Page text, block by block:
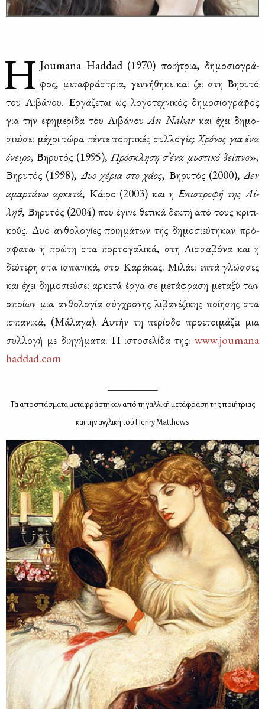
Η Joumana Haddad (1970) ποι­ή­τρια, δη­μο­σιο­γρά­
φος, με­τα­φρά­στρια, γεν­νή­θη­κε και ζει στη Βη­ρυ­τό
του Λι­βά­νου. Ερ­γά­ζε­ται ως λο­γο­τε­χνι­κός δη­μο­σιο­γρά­φος
για την εφη­με­ρί­δα του Λι­βά­νουAn Nahar και έχει δη­μο­
σιεύ­σει μέ­χρι τώ­ρα πέ­ντε ποι­η­τι­κές συλ­λο­γές:Χρό­νος για ένα
όνει­ρο, Βη­ρυ­τός (1995),Πρό­σκλη­ση σ’έ­να μυ­στι­κό δεί­πνο»,
Βη­ρυ­τός (1998),Δυο χέ­ρια στο χά­ος, Βη­ρυ­τός (2000),Δεν
αμαρ­τά­νω αρ­κε­τά, Κάι­ρο (2003) και ηΕπι­στρο­φή της Λί­
ληθ, Βη­ρυ­τός (2004) που έγι­νε θε­τι­κά δε­κτή από τους κρι­τι­
κούς. Δυο αν­θο­λο­γί­ες ποι­η­μά­των της δη­μο­σιεύ­τη­καν πρό­
σφα­τα· η πρώ­τη στα πορ­το­γα­λι­κά, στη Λισ­σα­βό­να και η
δεύ­τε­ρη στα ισπα­νι­κά, στο Κα­ρά­κας. Μι­λά­ει επτά γλώσ­σες
και έχει δη­μο­σιεύ­σει αρ­κε­τά έρ­γα σε με­τά­φρα­ση με­τα­ξύ των
οποί­ων μια αν­θο­λο­γία σύγ­χρο­νης λι­βα­νέ­ζι­κης ποί­η­σης στα
ισπα­νι­κά, (Μά­λα­γα). Αυ­τήν τη πε­ρί­ο­δο προ­ε­τοι­μά­ζει μια
συλ­λο­γή με δι­η­γή­μα­τα. Η ιστο­σε­λί­δα της: www.​jou​mana​
hadd​ad.​com
Τα απο­σπά­σμα­τα με­τα­φρά­στη­καν από τη γαλ­λι­κή με­τά­φρα­ση της ποι­ή­τριας
και την αγ­γλι­κή τού Henry Matthews